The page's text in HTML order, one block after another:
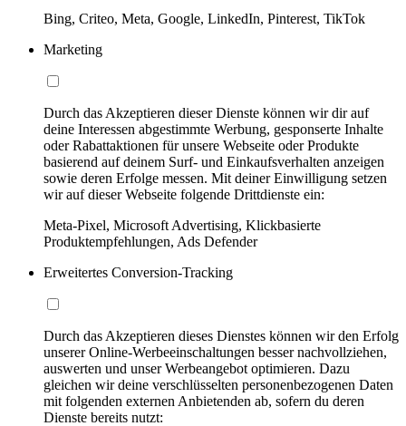
Bing, Criteo, Meta, Google, LinkedIn, Pinterest, TikTok
Marketing
Durch das Akzeptieren dieser Dienste können wir dir auf
deine Interessen abgestimmte Werbung, gesponserte Inhalte
oder Rabattaktionen für unsere Webseite oder Produkte
basierend auf deinem Surf- und Einkaufsverhalten anzeigen
sowie deren Erfolge messen. Mit deiner Einwilligung setzen
wir auf dieser Webseite folgende Drittdienste ein:
Meta-Pixel, Microsoft Advertising, Klickbasierte
Produktempfehlungen, Ads Defender
Erweitertes Conversion-Tracking
Durch das Akzeptieren dieses Dienstes können wir den Erfolg
unserer Online-Werbeeinschaltungen besser nachvollziehen,
auswerten und unser Werbeangebot optimieren. Dazu
gleichen wir deine verschlüsselten personenbezogenen Daten
mit folgenden externen Anbietenden ab, sofern du deren
Dienste bereits nutzt: